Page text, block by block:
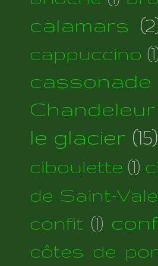
calamars
cappuccino
cassonade
Chandeleur
le glacier (15)
ciboulette (1)
de Saint-
confit (1)
côtes de